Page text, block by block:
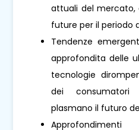
attuali del mercato,
future per il periodo
Tendenze
approfondita delle
tecnologie
dei
plasmano il futuro
Approfondimenti